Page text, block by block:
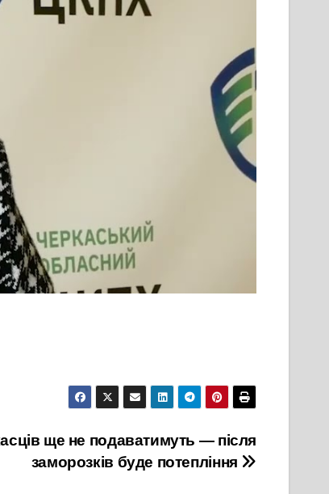
ще не подаватимуть — після
заморозків буде потепління